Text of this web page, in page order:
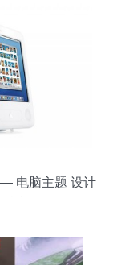
电脑主题 设计